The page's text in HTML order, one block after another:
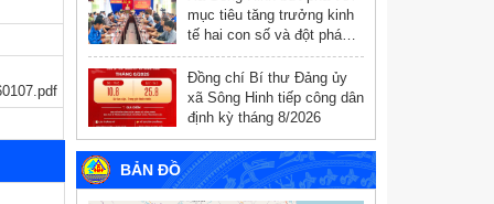
mục tiêu tăng trưởng kinh
tế hai con số và đột phá
chuyển đổi số
Đồng chí Bí thư Đảng ủy
xã Sông Hinh tiếp công dân
định kỳ tháng 8/2026
BẢN ĐỒ